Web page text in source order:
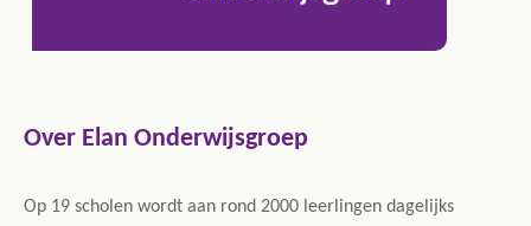
Over Elan Onderwijsgroep
Op 19 scholen wordt aan rond 2000 leerlingen dagelijks